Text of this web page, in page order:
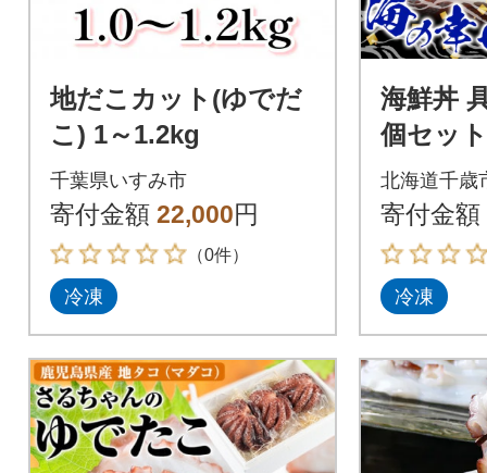
地だこカット(ゆでだ
こ) 1～1.2kg
千葉県いすみ市
寄付金額 22,000円
（0件）
冷凍
海鮮丼
個セッ
幸 七福
【札幌
ズ】
北海道千歳
寄付金額
冷凍